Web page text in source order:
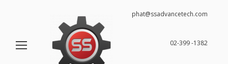
phat@ssadvancetech.com
02-399 -1382